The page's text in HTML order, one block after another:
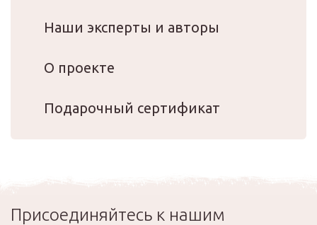
Наши эксперты и авторы
О проекте
Подарочный сертификат
Присоединяйтесь к нашим